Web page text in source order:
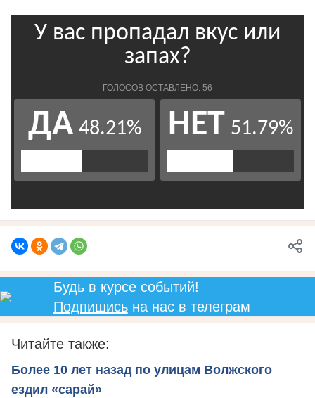
Будь в курсе событий!
Подпишисьна нас в телеграм
Читайте также:
Более 10 лет назад по улицам Волжского
ездил «сарай»